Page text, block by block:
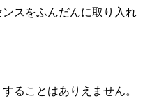
スをふんだんに取り入れ
ることはありえません。